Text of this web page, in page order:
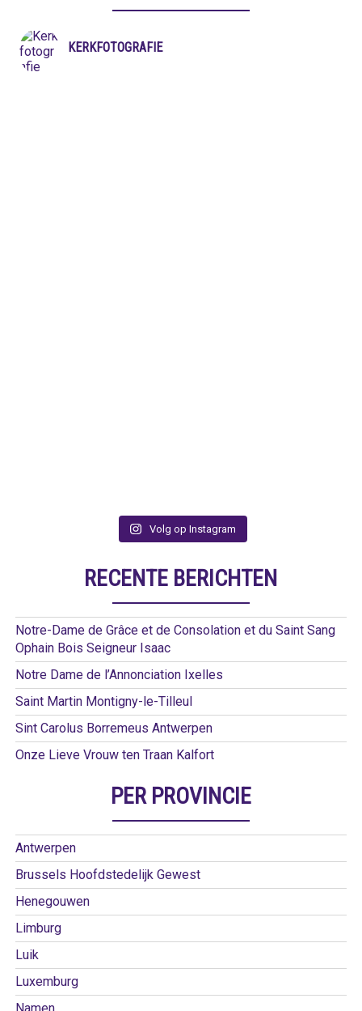
KERKFOTOGRAFIE
Volg op Instagram
RECENTE BERICHTEN
Notre-Dame de Grâce et de Consolation et du Saint Sang
Ophain Bois Seigneur Isaac
Notre Dame de l’Annonciation Ixelles
Saint Martin Montigny-le-Tilleul
Sint Carolus Borremeus Antwerpen
Onze Lieve Vrouw ten Traan Kalfort
PER PROVINCIE
Antwerpen
Brussels Hoofdstedelijk Gewest
Henegouwen
Limburg
Luik
Luxemburg